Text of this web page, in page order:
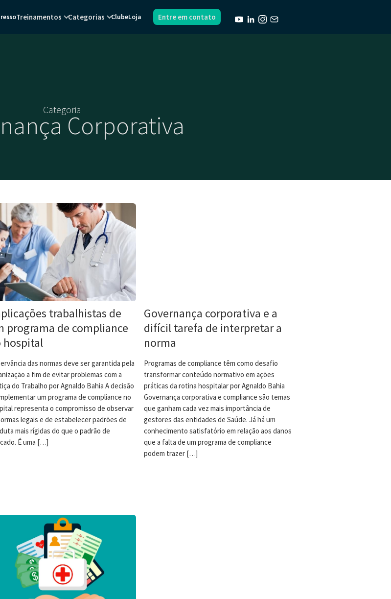
Treinamentos Categorias ClubeLoja Entre em contato
Categoria
Corporativa
trabalhistas de
programa de compliance
hospital
das normas deve ser garantida pela
a fim de evitar problemas com a
do Trabalho por Agnaldo Bahia A decisão
um programa de compliance no
representa o compromisso de observar
legais e de estabelecer padrões de
mais rígidas do que o padrão de
É uma […]
Governança corporativa e a
difícil tarefa de interpretar a
norma
Programas de compliance têm como desafio
transformar conteúdo normativo em ações
práticas da rotina hospitalar por Agnaldo Bahia
Governança corporativa e compliance são temas
que ganham cada vez mais importância de
gestores das entidades de Saúde. Já há um
conhecimento satisfatório em relação aos danos
que a falta de um programa de compliance
podem trazer […]